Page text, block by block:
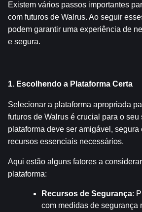
Existem vários passos importantes
com futuros de Walrus. Ao seguir
podem garantir uma experiência de
e segura.
1. Escolhendo a Plataforma Certa
Selecionar a plataforma apropriada
futuros de Walrus é crucial para o seu
plataforma deve ser amigável,
recursos essenciais necessários.
Aqui estão alguns fatores a
plataforma:
Recursos de Segurança:
com medidas de segurança